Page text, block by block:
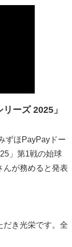
ーズ 2025」
ずほPayPayドー
」第1戦の始球
んが務めると発表
だき光栄です。全